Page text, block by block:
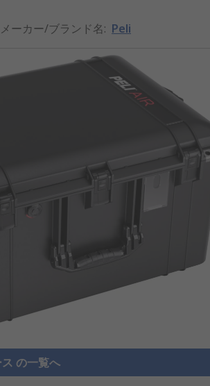
メーカー/ブランド名: Peli
の一覧へ